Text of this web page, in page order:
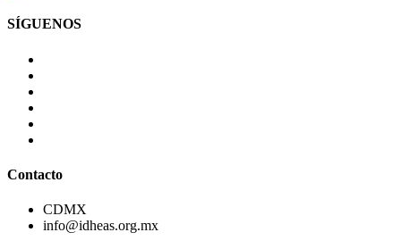
SÍGUENOS
Contacto
CDMX
info@idheas.org.mx